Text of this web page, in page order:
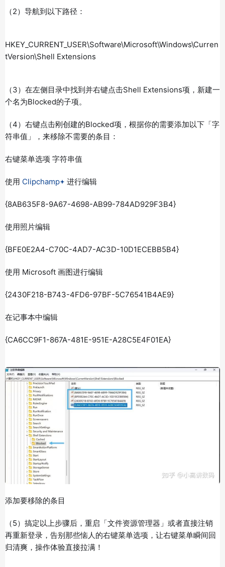
（2）导航到以下路径：
HKEY_CURRENT_USER\Software\Microsoft\Windows\Curren
tVersion\Shell Extensions
（3）在左侧目录中找到并右键点击Shell Extensions项，新建一
个名为Blocked的子项。
（4）右键点击刚创建的Blocked项，根据你的需要添加以下「字
符串值」，来移除不需要的条目：
右键菜单选项 字符串值
使用 Clipchamp 进行编辑
{8AB635F8-9A67-4698-AB99-784AD929F3B4}
使用照片编辑
{BFE0E2A4-C70C-4AD7-AC3D-10D1ECEBB5B4}
使用 Microsoft 画图进行编辑
{2430F218-B743-4FD6-97BF-5C76541B4AE9}
在记事本中编辑
{CA6CC9F1-867A-481E-951E-A28C5E4F01EA}
添加要移除的条目
（5）搞定以上步骤后，重启「文件资源管理器」或者直接注销
再重新登录，告别那些恼人的右键菜单选项，让右键菜单瞬间回
归清爽，操作体验直接拉满！